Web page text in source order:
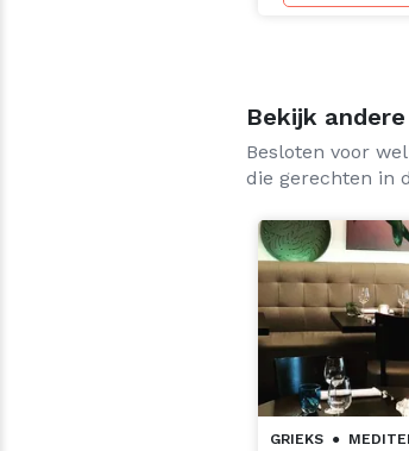
Bekijk
Besloten voor
die gerechten in
GRIEKS ●